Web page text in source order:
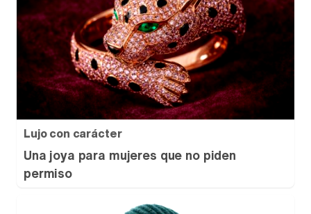
Lujo con carácter
Una joya para mujeres que no piden
permiso